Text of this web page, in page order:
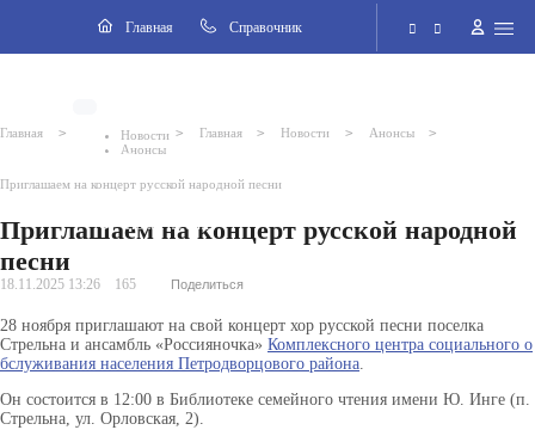
Главная Cправочник
Версия для слабовидящих
Поиск по сайту
ВКонтакте
Главная >
Новости
Анонсы
> Главная > Новости > Анонсы >
Приглашаем на концерт русской народной песни
Приглашаем на концерт русской народной
песни
18.11.2025 13:26 165 Поделиться
28 ноября приглашают на свой концерт хор русской песни поселка
Стрельна и ансамбль «Россияночка» Комплексного центра социального о
бслуживания населения Петродворцового района.
Он состоится в 12:00 в Библиотеке семейного чтения имени Ю. Инге (п.
Стрельна, ул. Орловская, 2).